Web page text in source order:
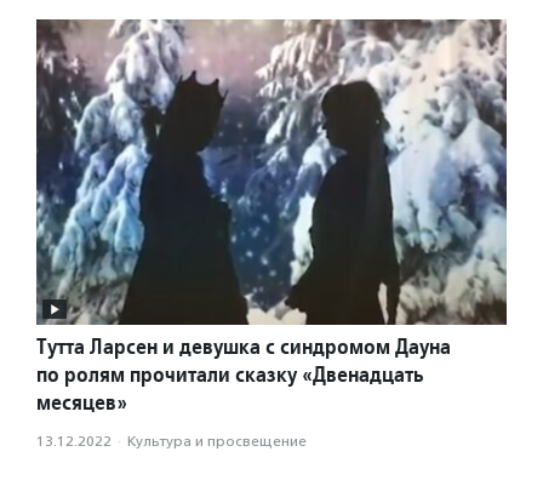
Тутта Ларсен и девушка с синдромом Дауна
по ролям прочитали сказку «Двенадцать
месяцев»
13.12.2022 · Культура и просвещение